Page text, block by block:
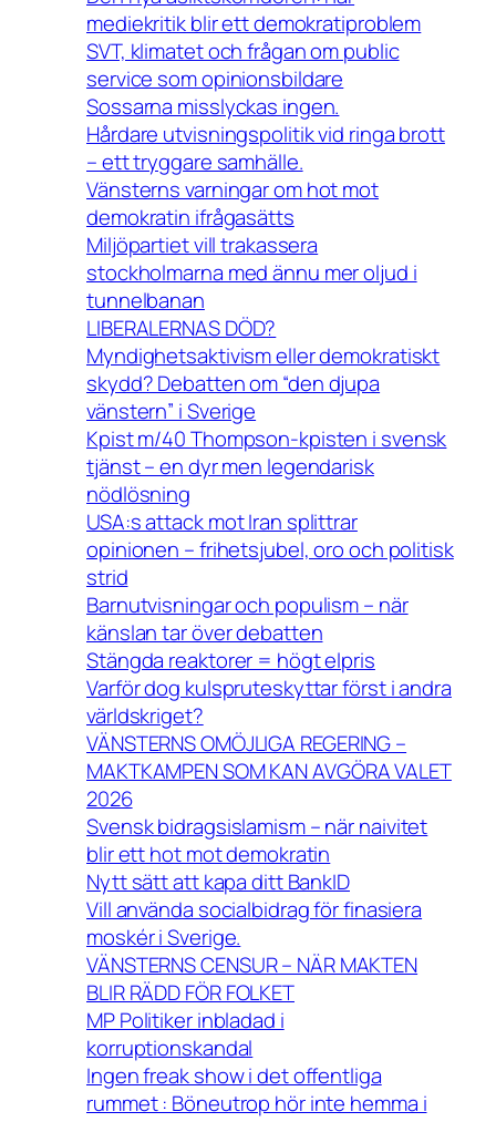
mediekritik blir ett demokratiproblem
SVT, klimatet och frågan om public
service som opinionsbildare
Sossarna misslyckas ingen.
Hårdare utvisningspolitik vid ringa brott
– ett tryggare samhälle.
Vänsterns varningar om hot mot
demokratin ifrågasätts
Miljöpartiet vill trakassera
stockholmarna med ännu mer oljud i
tunnelbanan
LIBERALERNAS DÖD?
Myndighetsaktivism eller demokratiskt
skydd? Debatten om “den djupa
vänstern” i Sverige
Kpist m/40 Thompson-kpisten i svensk
tjänst – en dyr men legendarisk
nödlösning
USA:s attack mot Iran splittrar
opinionen – frihetsjubel, oro och politisk
strid
Barnutvisningar och populism – när
känslan tar över debatten
Stängda reaktorer = högt elpris
Varför dog kulspruteskyttar först i andra
världskriget?
VÄNSTERNS OMÖJLIGA REGERING –
MAKTKAMPEN SOM KAN AVGÖRA VALET
2026
Svensk bidragsislamism – när naivitet
blir ett hot mot demokratin
Nytt sätt att kapa ditt BankID
Vill använda socialbidrag för finasiera
moskér i Sverige.
VÄNSTERNS CENSUR – NÄR MAKTEN
BLIR RÄDD FÖR FOLKET
MP Politiker inbladad i
korruptionskandal
Ingen freak show i det offentliga
rummet : Böneutrop hör inte hemma i